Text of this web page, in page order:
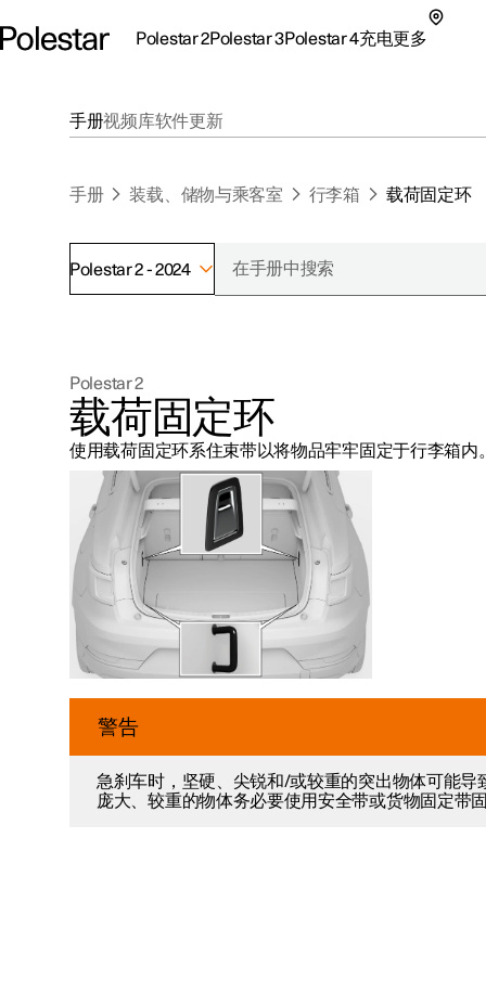
Polestar 2Polestar 3Polestar 4充电更多
联系我们
极星官方二手车
探索Polestar 3
联系我们
公共充电
家庭充电
车主服务
注册新闻
（在新窗
手册视频库软件更新
手册 装载、储物与乘客室 行李箱 载荷固定环
Polestar 2 - 2024
Polestar 2
载荷固定环
使用载荷固定环系住束带以将物品牢牢固定于行李箱内
警告
急刹车时，坚硬、尖锐和/或较重的突出物体可能导
庞大、较重的物体务必要使用安全带或货物固定带